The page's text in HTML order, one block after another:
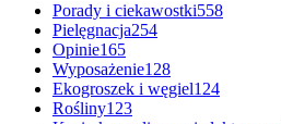
Porady i ciekawostki558
Pielęgnacja254
Opinie165
Wyposażenie128
Ekogroszek i węgiel124
Rośliny123